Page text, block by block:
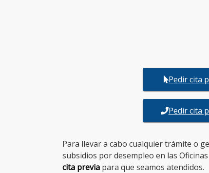
Pedir cita
Pedir cita
Para llevar a cabo cualquier trámite o
subsidios por desempleo en las
cita previa para que seamos atendidos.